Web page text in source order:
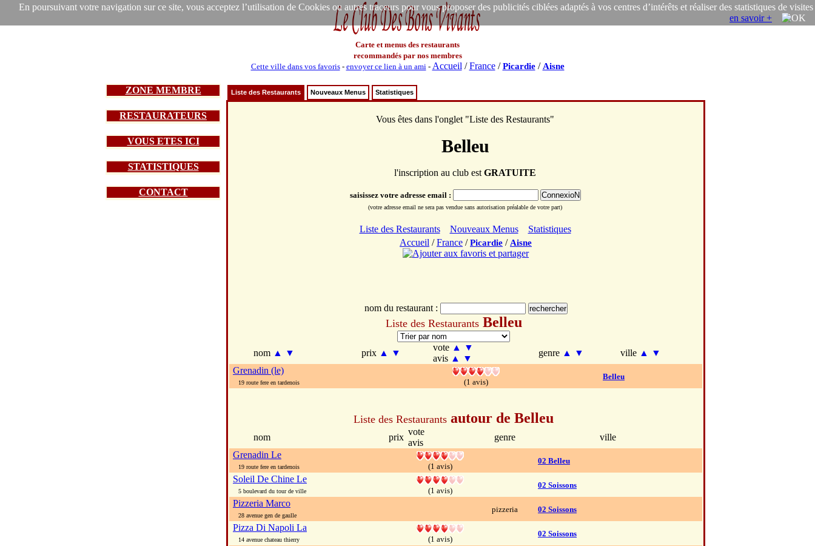
En poursuivant votre navigation sur ce site, vous acceptez l’utilisation de Cookies ou autres traceurs pour vous proposer des publicités ciblées adaptés à vos centres d’intérêts et réaliser des statistiques de visites
en savoir +
Carte et menus des restaurants
recommandés par nos membres
Cette ville dans vos favoris- envoyer ce lien à un ami- Accueil /France/Picardie/ Aisne
ZONE MEMBRE
RESTAURATEURS
VOUS ETES ICI
STATISTIQUES
CONTACT
Liste des Restaurants Nouveaux Menus Statistiques
Vous êtes dans l'onglet "Liste des Restaurants"
Belleu
l'inscription au club est GRATUITE
saisissez votre adresse email :
(votre adresse email ne sera pas vendue sans autorisation préalable de votre part)
Liste des Restaurants Nouveaux Menus
Statistiques
Accueil /France /Picardie / Aisne
nom du restaurant :
Liste des Restaurants Belleu
nom ▲ ▼ prix ▲ ▼
vote ▲
▼
avis ▲ ▼
genre ▲ ▼ ville ▲
▼
Grenadin (le)
19 route fere en tardenois (1 avis)
Belleu
Liste des Restaurants autour de Belleu
nom prix
vote
avis
genre
ville
Grenadin Le
19 route fere en tardenois (1 avis)
02 Belleu
Soleil De Chine Le
5 boulevard du tour de ville (1 avis)
02 Soissons
Pizzeria Marco
28 avenue gen de gaulle
pizzeria 02 Soissons
Pizza Di Napoli La
14 avenue chateau thierry (1 avis)
02 Soissons